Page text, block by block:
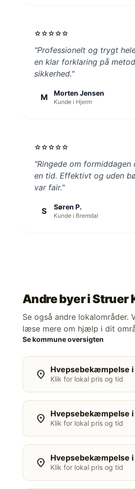
starstarstarstarstar
"Professionelt og trygt
en klar forklaring på
sikkerhed."
M Morten Jensen
Kunde i Hjerm
starstarstarstarstar
"Ringede om
en tid. Effektivt og uden
var fair."
S Søren P.
Kunde i Bremdal
Andre byer iStruer
Se også andre lokalområder.
læse mere om hjælp i dit
Se kommune oversigten
location_on Hvepsebekæmpelse i
Klik for lokal pris og tid
location_on Hvepsebekæmpelse i
Klik for lokal pris og tid
location_on Hvepsebekæmpelse i
Klik for lokal pris og tid